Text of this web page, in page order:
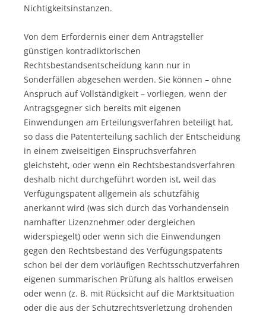
Nichtigkeitsinstanzen.
Von dem Erfordernis einer dem Antragsteller
günstigen kontradiktorischen
Rechtsbestandsentscheidung kann nur in
Sonderfällen abgesehen werden. Sie können – ohne
Anspruch auf Vollständigkeit – vorliegen, wenn der
Antragsgegner sich bereits mit eigenen
Einwendungen am Erteilungsverfahren beteiligt hat,
so dass die Patenterteilung sachlich der Entscheidung
in einem zweiseitigen Einspruchsverfahren
gleichsteht, oder wenn ein Rechtsbestandsverfahren
deshalb nicht durchgeführt worden ist, weil das
Verfügungspatent allgemein als schutzfähig
anerkannt wird (was sich durch das Vorhandensein
namhafter Lizenznehmer oder dergleichen
widerspiegelt) oder wenn sich die Einwendungen
gegen den Rechtsbestand des Verfügungspatents
schon bei der dem vorläufigen Rechtsschutzverfahren
eigenen summarischen Prüfung als haltlos erweisen
oder wenn (z. B. mit Rücksicht auf die Marktsituation
oder die aus der Schutzrechtsverletzung drohenden